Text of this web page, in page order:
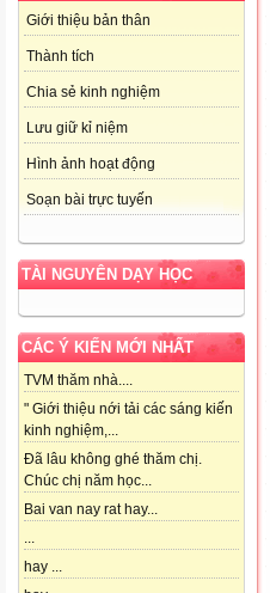
Giới thiệu bản thân
Thành tích
Chia sẻ kinh nghiệm
Lưu giữ kỉ niệm
Hình ảnh hoạt động
Soạn bài trực tuyến
TÀI NGUYÊN DẠY HỌC
CÁC Ý KIẾN MỚI NHẤT
TVM thăm nhà....
" Giới thiệu nới tải các sáng kiến
kinh nghiệm,...
Đã lâu không ghé thăm chị.
Chúc chị năm học...
Bai van nay rat hay...
...
hay ...